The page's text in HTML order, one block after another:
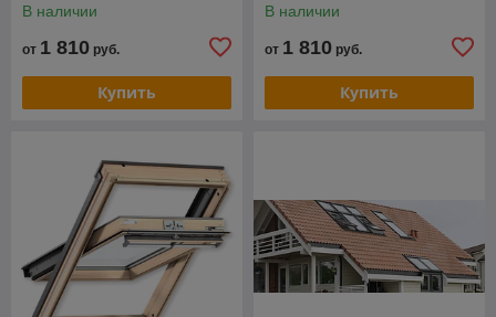
В наличии
от 1 810 руб.
Купить
В наличии
от 1 810 руб.
Купить